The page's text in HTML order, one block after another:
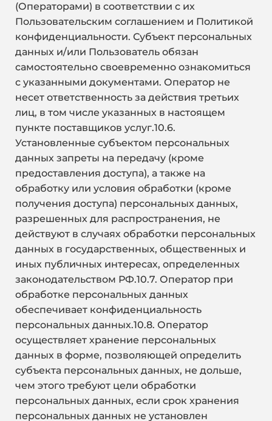
(Операторами) в соответствии с их
Пользовательским соглашением и Политикой
конфиденциальности. Субъект персональных
данных и/или Пользователь обязан
самостоятельно своевременно ознакомиться
с указанными документами. Оператор не
несет ответственность за действия третьих
лиц, в том числе указанных в настоящем
пункте поставщиков услуг.10.6.
Установленные субъектом персональных
данных запреты на передачу (кроме
предоставления доступа), а также на
обработку или условия обработки (кроме
получения доступа) персональных данных,
разрешенных для распространения, не
действуют в случаях обработки персональных
данных в государственных, общественных и
иных публичных интересах, определенных
законодательством РФ.10.7. Оператор при
обработке персональных данных
обеспечивает конфиденциальность
персональных данных.10.8. Оператор
осуществляет хранение персональных
данных в форме, позволяющей определить
субъекта персональных данных, не дольше,
чем этого требуют цели обработки
персональных данных, если срок хранения
персональных данных не установлен